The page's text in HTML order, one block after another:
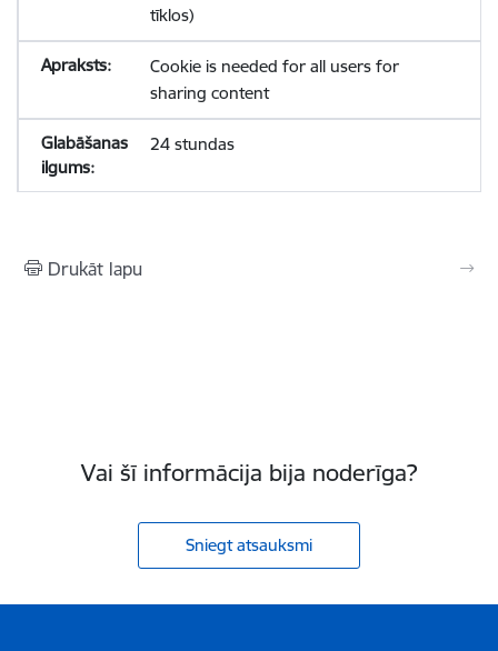
tīklos)
Cookie is needed for all users for
sharing content
24 stundas
Drukāt lapu
Vai šī informācija bija noderīga?
Sniegt atsauksmi